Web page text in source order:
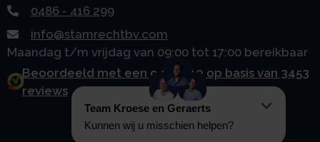
0486 - 416 299
info@stamrechtbv.com
Maandag t/m vrijdag van 09:00 tot 17:00 bereikbaar
Beoordeeld met een 9.0 uit 10 op basis van 3453
reviews